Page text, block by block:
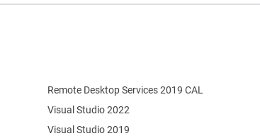
Remote Desktop Services 2019 CAL
Visual Studio 2022
Visual Studio 2019